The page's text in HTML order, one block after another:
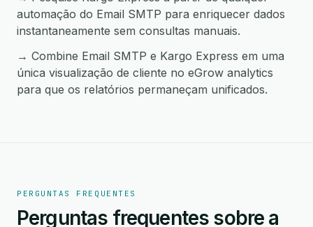
automação do Email SMTP para enriquecer dados
instantaneamente sem consultas manuais.
→ Combine Email SMTP e Kargo Express em uma
única visualização de cliente no eGrow analytics
para que os relatórios permaneçam unificados.
PERGUNTAS FREQUENTES
Perguntas frequentes sobre a